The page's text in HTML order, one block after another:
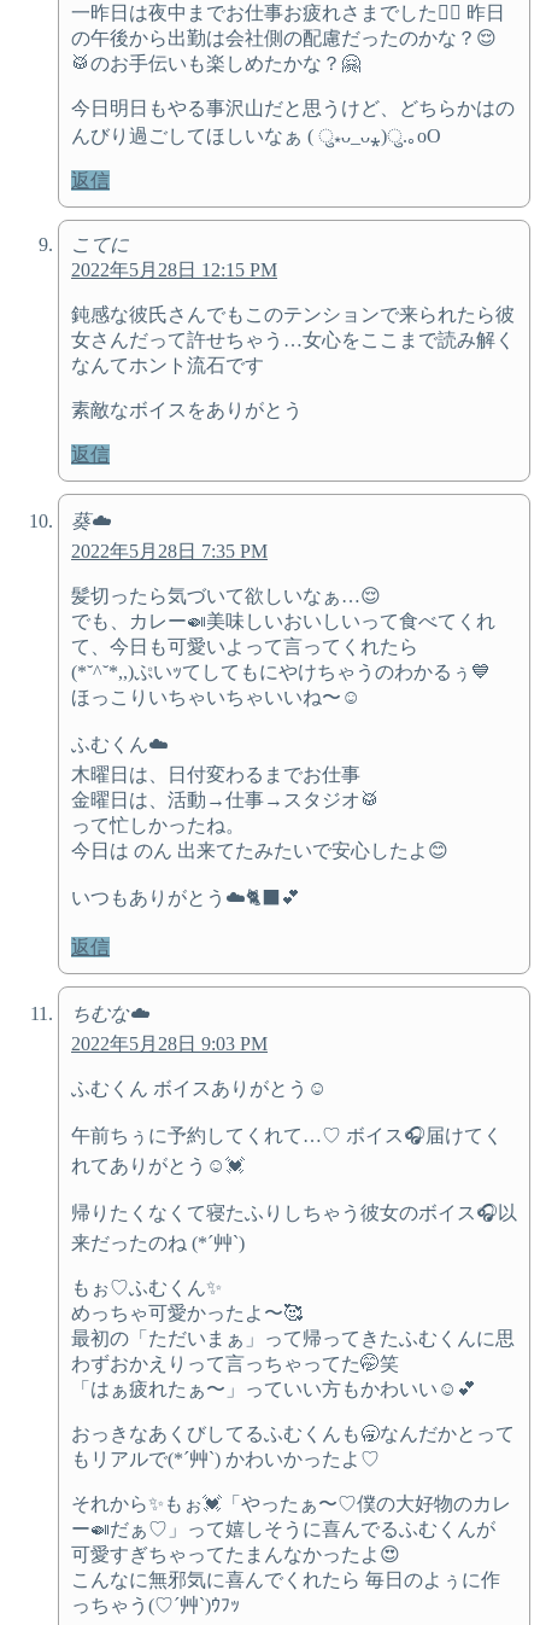
一昨日は夜中までお仕事お疲れさまでした🙇‍♀️ 昨日
の午後から出勤は会社側の配慮だったのかな？😌
🥁のお手伝いも楽しめたかな？🤗
今日明日もやる事沢山だと思うけど、どちらかはの
んびり過ごしてほしいなぁ ( ु⁎ᴗ_ᴗ⁎)ु.｡oO
返信
こてに
2022年5月28日 12:15 PM
鈍感な彼氏さんでもこのテンションで来られたら彼
女さんだって許せちゃう…女心をここまで読み解く
なんてホント流石です
素敵なボイスをありがとう
返信
葵☁️
2022年5月28日 7:35 PM
髪切ったら気づいて欲しいなぁ…😌
でも、カレー🍛美味しいおいしいって食べてくれ
て、今日も可愛いよって言ってくれたら
(*˘^˘*,,)ぷいｯてしてもにやけちゃうのわかるぅ💙
ほっこりいちゃいちゃいいね〜☺️
ふむくん☁️
木曜日は、日付変わるまでお仕事
金曜日は、活動→仕事→スタジオ🥁
って忙しかったね。
今日は のん 出来てたみたいで安心したよ😊
いつもありがとう☁️🐈‍⬛💕
返信
ちむな☁️
2022年5月28日 9:03 PM
ふむくん ボイスありがとう☺️
午前ちぅに予約してくれて…♡ ボイス🎧届けてく
れてありがとう☺️💓
帰りたくなくて寝たふりしちゃう彼女のボイス🎧以
来だったのね (*´艸`)‪
もぉ♡ふむくん✨
めっちゃ可愛かったよ〜🥰
最初の「ただいまぁ」って帰ってきたふむくんに思
わずおかえりって言っちゃってた🤭笑
「はぁ疲れたぁ〜」っていい方もかわいい☺️💕
おっきなあくびしてるふむくんも🥱なんだかとって
もリアルで(*´艸`)‪ かわいかったよ♡
それから✨もぉ💓「やったぁ〜♡僕の大好物のカレ
ー🍛だぁ♡」って嬉しそうに喜んでるふむくんが
可愛すぎちゃってたまんなかったよ😍
こんなに無邪気に喜んでくれたら 毎日のよぅに作
っちゃう(♡ˊ艸ˋ)ｳﾌｯ